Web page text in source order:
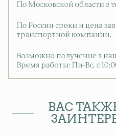
По Московской области в
По России сроки и цена
транспортной компании.
Возможно получение в
Время работы: Пн-Вс, с
ВАС